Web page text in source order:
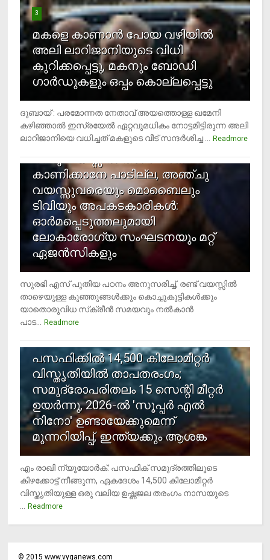
3
മകളെ കാണാന്‍ പോയ വഴിയില്‍
അലി ലാറിജാനിയുടെ വിധി
കുറിക്കപ്പെട്ടു, മകനും ബോഡി
ഗാര്‍ഡുകളും ഒപ്പം കൊല്ലപ്പെട്ടു
ദുബായ് : പരമോന്നത നേതാവ് അയത്തൊള്ള ഖമേനി
കഴിഞ്ഞാല്‍ ഇസ്രയേല്‍ ഏറ്റവുമധികം നോട്ടമിട്ടിരുന്ന അലി
ലാറിജാനിയെ വധിച്ചത് മകളുടെ വീട് സന്ദര്‍ശിച്ച ...
Readmore
4
രണ്ടു വയസ്സില്‍ താഴെ സ്‌ക്രീന്‍
കാണിക്കാനേ പാടില്ല, അഞ്ചു
വയസ്സുവരെയും മൊബൈലും
ടിവിയും അപകടകാരികള്‍:
ഓര്‍മപ്പെടുത്തലുമായി
ലോകാരോഗ്യ സംഘടനയും മറ്റ്
ഏജന്‍സികളും
സുരഭി എസ് പുതിയ പഠനം അനുസരിച്ച്, രണ്ട് വയസ്സില്‍
താഴെയുള്ള കുഞ്ഞുങ്ങള്‍ക്കും കൊച്ചുകുട്ടികള്‍ക്കും
യാതൊരുവിധ സ്‌ക്രീന്‍ സമയവും നല്‍കാന്‍
പാട...
Readmore
പസഫിക്കില്‍ 14,500 കിലോമീറ്റര്‍
വിസ്തൃതിയില്‍ താപതരംഗം;
സമുദ്രോപരിതലം 15 സെന്റി മീറ്റര്‍
ഉയര്‍ന്നു, 2026-ല്‍ 'സൂപ്പര്‍ എല്‍
നിനോ' ഉണ്ടായേക്കുമെന്ന്
മുന്നറിയിപ്പ്, ഇന്ത്യക്കും ആശങ്ക
എം രാഖി ന്യൂയോര്‍ക്: പസഫിക് സമുദ്രത്തിലൂടെ
കിഴക്കോട്ട് നീങ്ങുന്ന, ഏകദേശം 14,500 കിലോമീറ്റര്‍
വിസ്തൃതിയുള്ള ഒരു വലിയ ഉഷ്ണജല തരംഗം നാസയുടെ
Readmore
©2015 www.vyganews.com